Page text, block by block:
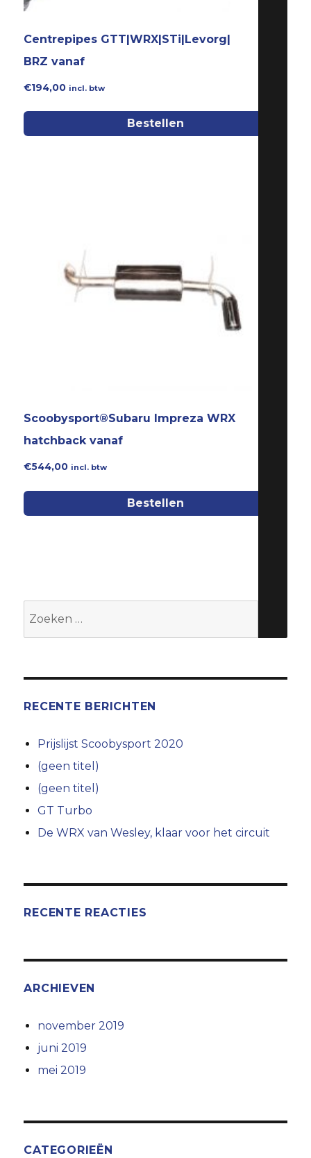
Centrepipes GTT|WRX|STi|Levorg|
BRZ vanaf
€194,00 incl. btw
Bestellen
Scoobysport®Subaru Impreza WRX
hatchback vanaf
€544,00 incl. btw
Bestellen
RECENTE BERICHTEN
Prijslijst Scoobysport 2020
(geen titel)
(geen titel)
GT Turbo
De WRX van Wesley, klaar voor het circuit
RECENTE REACTIES
ARCHIEVEN
november 2019
juni 2019
mei 2019
CATEGORIEËN